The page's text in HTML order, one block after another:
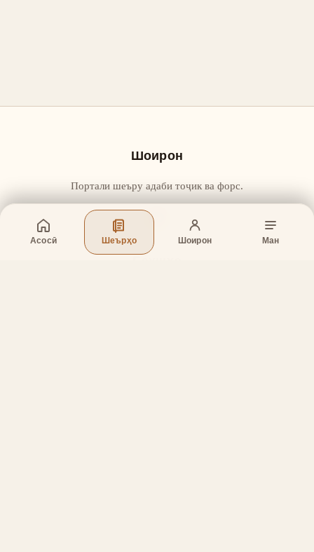
Асосӣ Шеърҳо Шоирон Ман
Шоирон
Портали шеъру адаби тоҷик ва форс.